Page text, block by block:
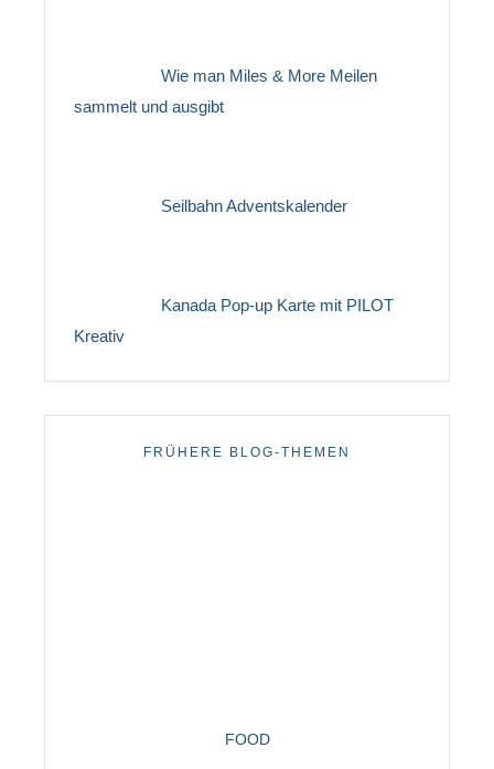
Wie man Miles & More Meilen
sammelt und ausgibt
Seilbahn Adventskalender
Kanada Pop-up Karte mit PILOT
Kreativ
FRÜHERE BLOG-THEMEN
FOOD